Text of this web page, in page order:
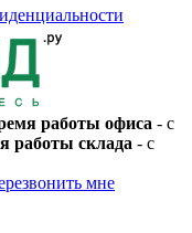
работы офиса - с
работы склада - с
мне